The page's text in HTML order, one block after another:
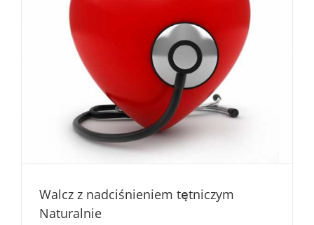
Walcz z nadciśnieniem tętniczym
Naturalnie